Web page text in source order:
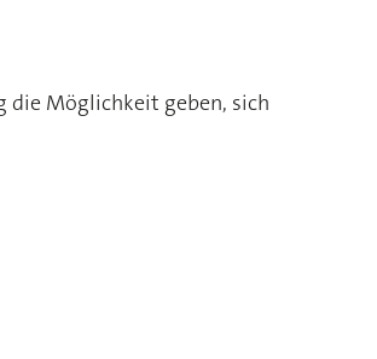
die Möglichkeit geben, sich